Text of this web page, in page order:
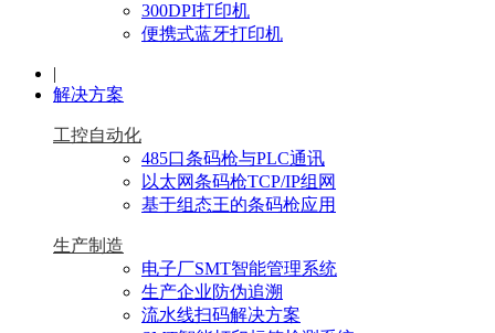
300DPI打印机
便携式蓝牙打印机
|
解决方案
工控自动化
485口条码枪与PLC通讯
以太网条码枪TCP/IP组网
基于组态王的条码枪应用
生产制造
电子厂SMT智能管理系统
生产企业防伪追溯
流水线扫码解决方案